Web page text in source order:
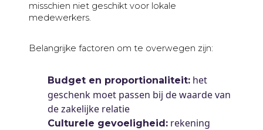
misschien niet geschikt voor lokale
medewerkers.
Belangrijke factoren om te overwegen zijn:
Budget en proportionaliteit: het
geschenk moet passen bij de waarde van
de zakelijke relatie
Culturele gevoeligheid: rekening